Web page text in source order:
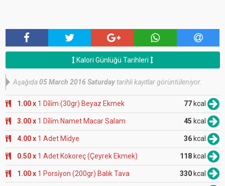
Kalori Günlüğü Tarihleri
Aşağıda05 March 2016 Saturdaytarihli kayıtlar görüntüleniyor.
1.00 x 1 Di̇li̇m (30gr) Beyaz Ekmek 77 kcal
3.00 x 1 Di̇li̇m Namet Macar Salam 45 kcal
4.00 x 1 Adet Mi̇dye 36 kcal
0.50 x 1 Adet Kokoreç (Çeyrek Ekmek) 118 kcal
1.00 x 1 Porsi̇yon (200gr) Balık Tava 330kcal